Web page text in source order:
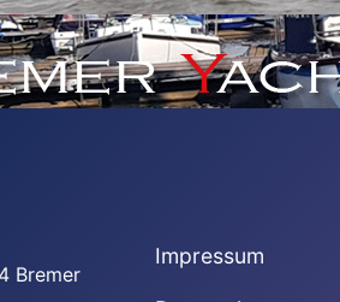
Bremer
Impressum